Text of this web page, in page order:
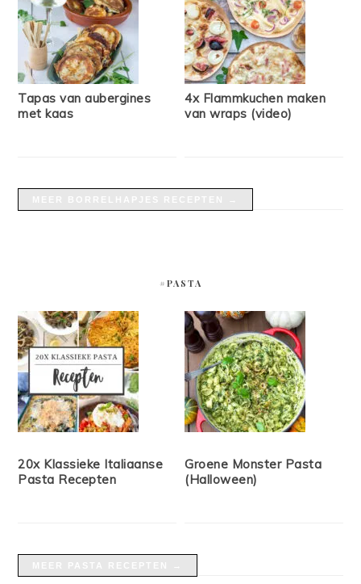
Tapas van aubergines
met kaas
4x Flammkuchen maken
van wraps (video)
#PASTA
20x Klassieke Italiaanse
Pasta Recepten
Groene Monster Pasta
(Halloween)